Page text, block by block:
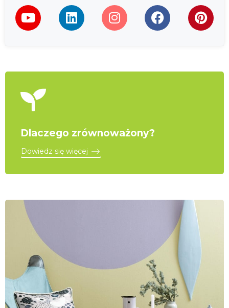
Dlaczego zrównoważony?
Dowiedz się więcej